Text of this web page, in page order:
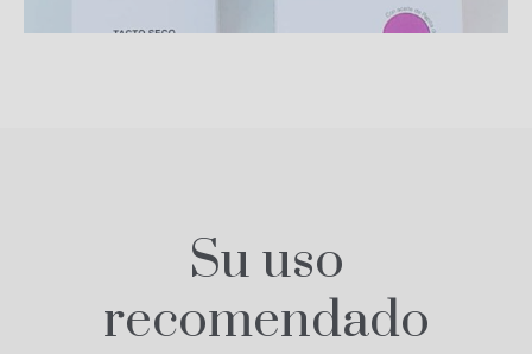
Su uso
recomendado